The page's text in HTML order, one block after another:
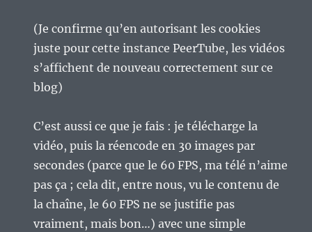
(Je confirme qu’en autorisant les cookies
juste pour cette instance PeerTube, les vidéos
s’affichent de nouveau correctement sur ce
blog)
C’est aussi ce que je fais : je télécharge la
vidéo, puis la réencode en 30 images par
secondes (parce que le 60 FPS, ma télé n’aime
pas ça ; cela dit, entre nous, vu le contenu de
la chaîne, le 60 FPS ne se justifie pas
vraiment, mais bon…) avec une simple